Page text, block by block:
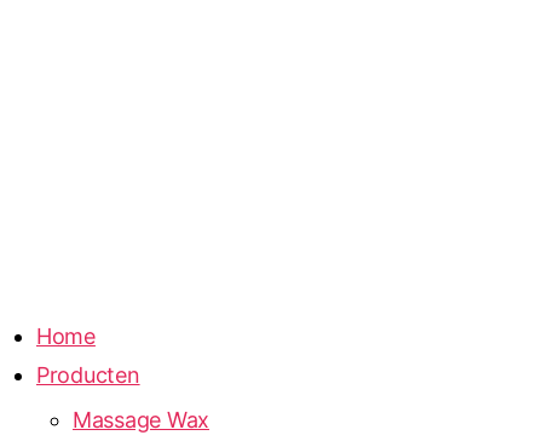
Home
Producten
Massage Wax